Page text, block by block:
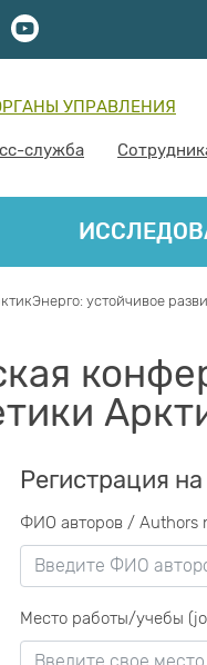
УПРАВЛЕНИЯ
служба
устойчивое
Регистрация
ФИО авторов / Authors
Место работы/учебы